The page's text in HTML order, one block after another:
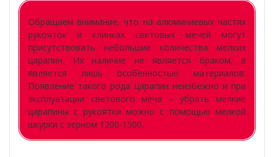
Обращаем внимание, что на алюминиевых частях
рукояток и клинках световых мечей могут
присутствовать небольшие количества мелких
царапин. Их наличие не является браком, а
является лишь особенностью материалов.
Появление такого рода царапин неизбежно и при
эксплуатации светового меча – убрать мелкие
царапины с рукоятки можно с помощью мелкой
шкурки с зерном 1200-1500.